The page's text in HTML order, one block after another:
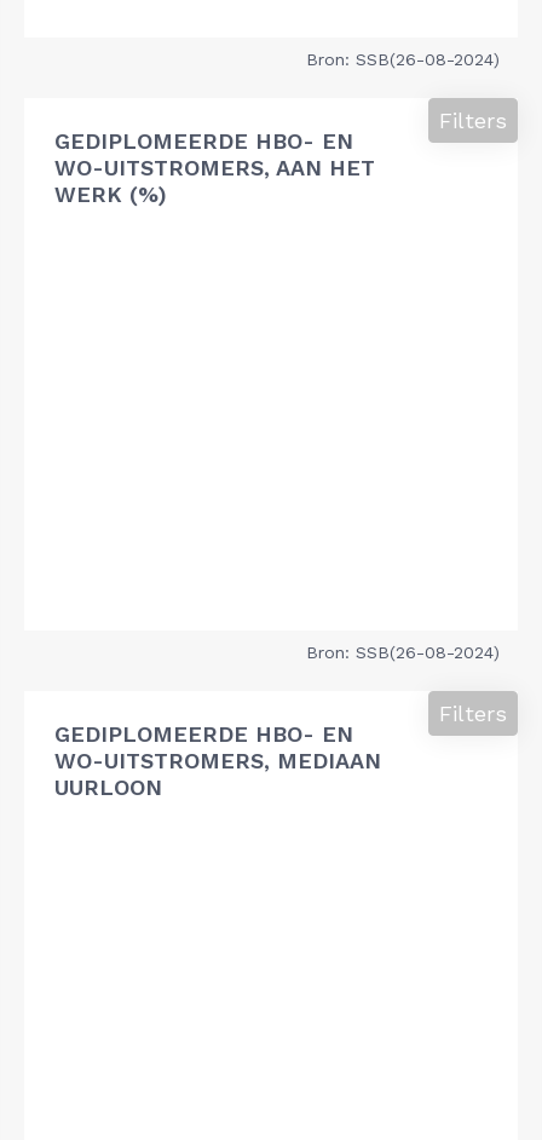
Bron: SSB(26-08-2024)
GEDIPLOMEERDE HBO- EN
WO-UITSTROMERS, AAN HET
WERK (%)
Filters
Bron: SSB(26-08-2024)
GEDIPLOMEERDE HBO- EN
WO-UITSTROMERS, MEDIAAN
UURLOON
Filters